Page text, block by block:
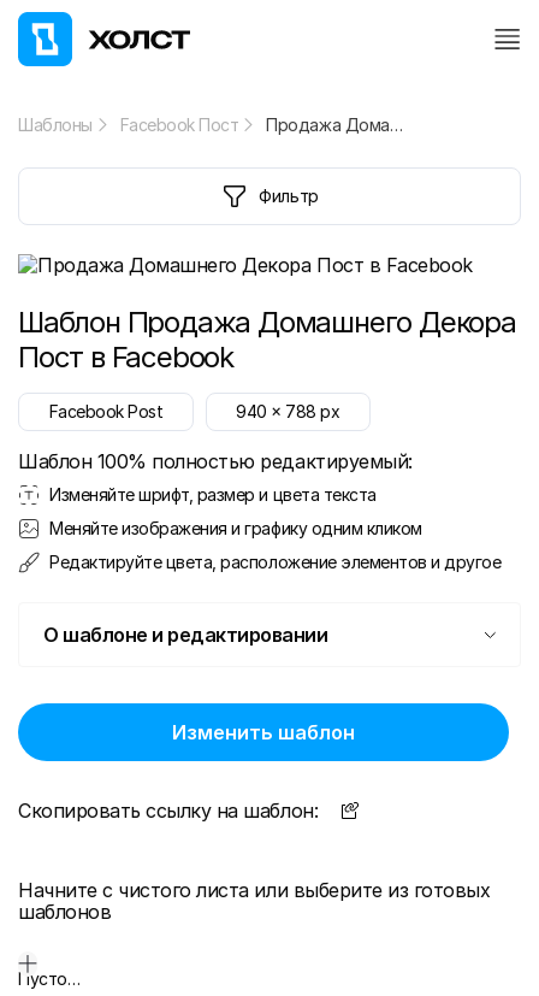
Шаблоны Facebook Пост Продажа Домашнего Декора Пост в Facebook
Фильтр
Шаблон Продажа Домашнего Декора
Пост в Facebook
Facebook Post 940 x 788 px
Шаблон 100% полностью редактируемый:
Изменяйте шрифт, размер и цвета текста
Меняйте изображения и графику одним кликом
Редактируйте цвета, расположение элементов и другое
О шаблоне и редактировании
Изменить шаблон
Скопировать ссылку на шаблон:
Начните с чистого листа или выберите из готовых
шаблонов
Пустой дизайн-макет